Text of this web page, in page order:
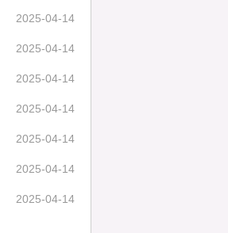
2025-04-14
2025-04-14
2025-04-14
2025-04-14
2025-04-14
2025-04-14
2025-04-14